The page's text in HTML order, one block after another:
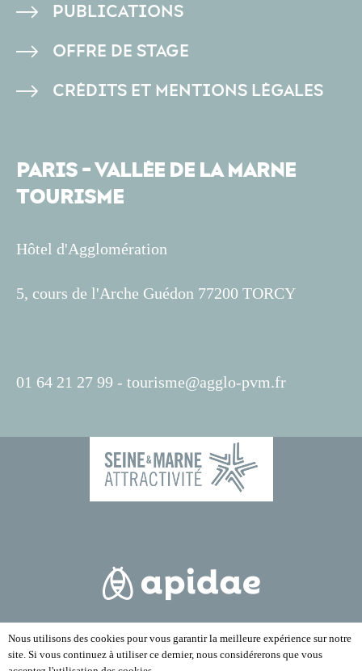
PUBLICATIONS
OFFRE DE STAGE
CRÉDITS ET MENTIONS LÉGALES
PARIS - VALLÉE DE LA MARNE
TOURISME
Hôtel d'Agglomération
5, cours de l'Arche Guédon 77200 TORCY
01 64 21 27 99 - tourisme@agglo-pvm.fr
Nous utilisons des cookies pour vous garantir la meilleure expérience sur notre
site. Si vous continuez à utiliser ce dernier, nous considérerons que vous